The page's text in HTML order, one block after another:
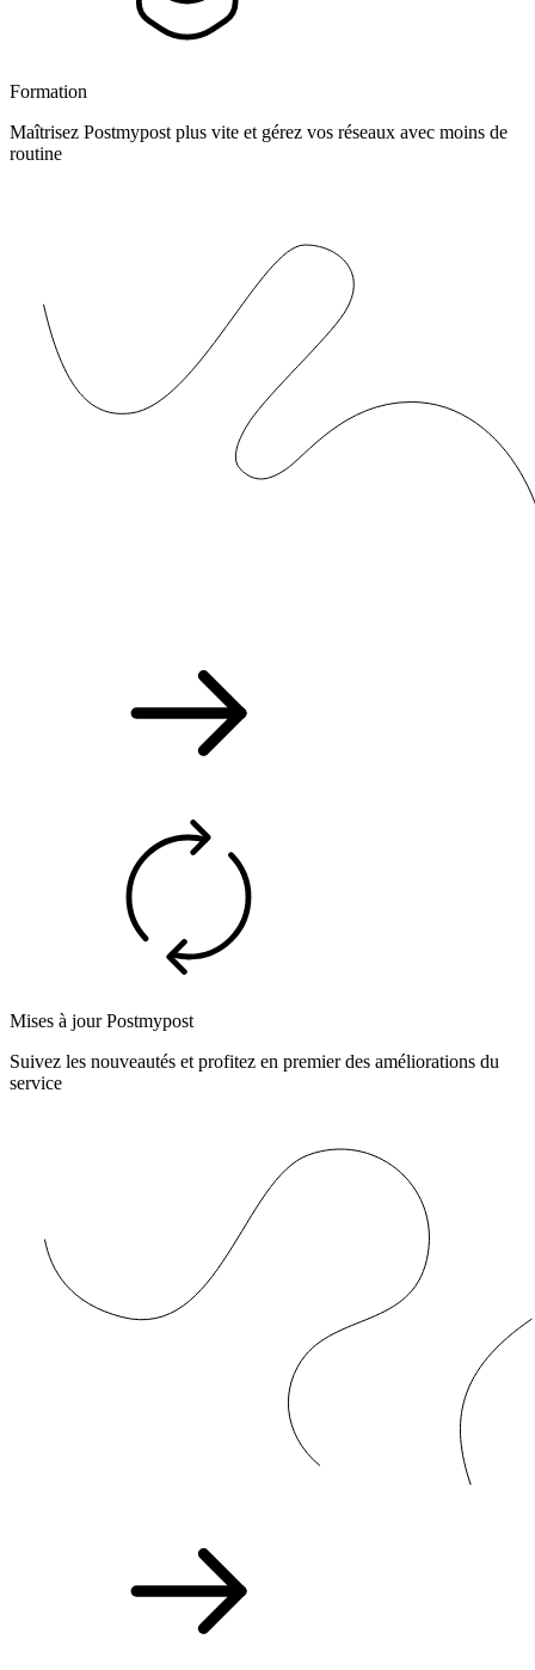
Formation
Maîtrisez Postmypost plus vite et gérez vos réseaux avec moins de
routine
Mises à jour Postmypost
Suivez les nouveautés et profitez en premier des améliorations du
service